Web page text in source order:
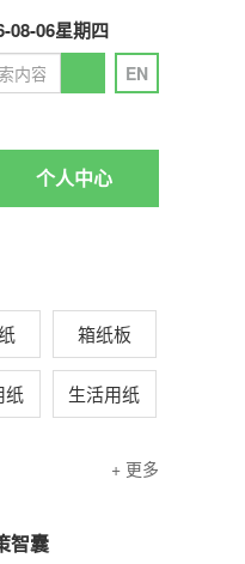
08-06星期四
EN
个人中心
箱纸板
纸 生活用纸
+ 更多
智囊